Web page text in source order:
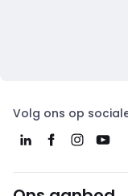
Volg ons op